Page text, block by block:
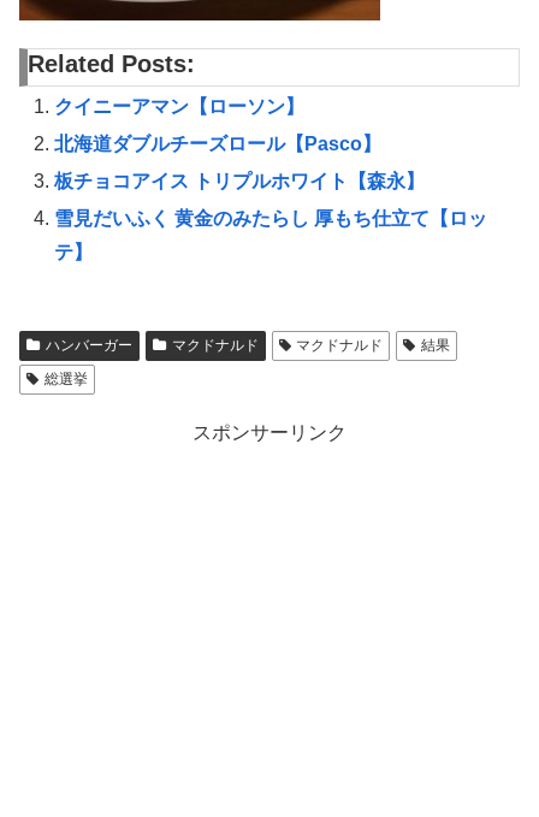
Related Posts:
クイニーアマン【ローソン】
北海道ダブルチーズロール【Pasco】
板チョコアイス トリプルホワイト【森永】
雪見だいふく 黄金のみたらし 厚もち仕立て【ロッ
テ】
ハンバーガー マクドナルド マクドナルド
結果
総選挙
スポンサーリンク